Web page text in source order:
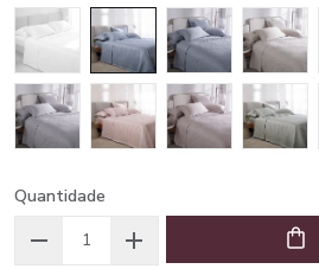
Quantidade